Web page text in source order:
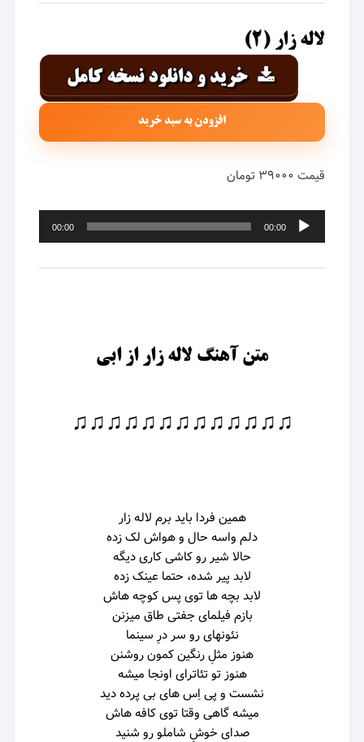
لاله زار (۲)
افزودن به سبد خرید
قیمت ۳۹۰۰۰ تومان
پخش‌کننده
صوت
00:00
00:00
متن آهنگ لاله زار از ابی
♫♫♫♫♫♫♫♫♫♫♫♫♫
همین فردا باید برم لاله زار
دلم واسه حال و هواش لک زده
حالا شیر رو کاشی کاری دیگه
لابد پیر شده، حتما عینک زده
لابد بچه ها توی پس کوچه هاش
بازم فیلمای جفتی طاق میزنن
نئونهای رو سر درِ سینما
هنوز مثلِ رنگین کمون روشنن
هنوز تو تئاترای اونجا میشه
نشست و پی اِس های بی پرده دید
میشه گاهی وقتا توی کافه هاش
صدای خوشِ شاملو رو شنید